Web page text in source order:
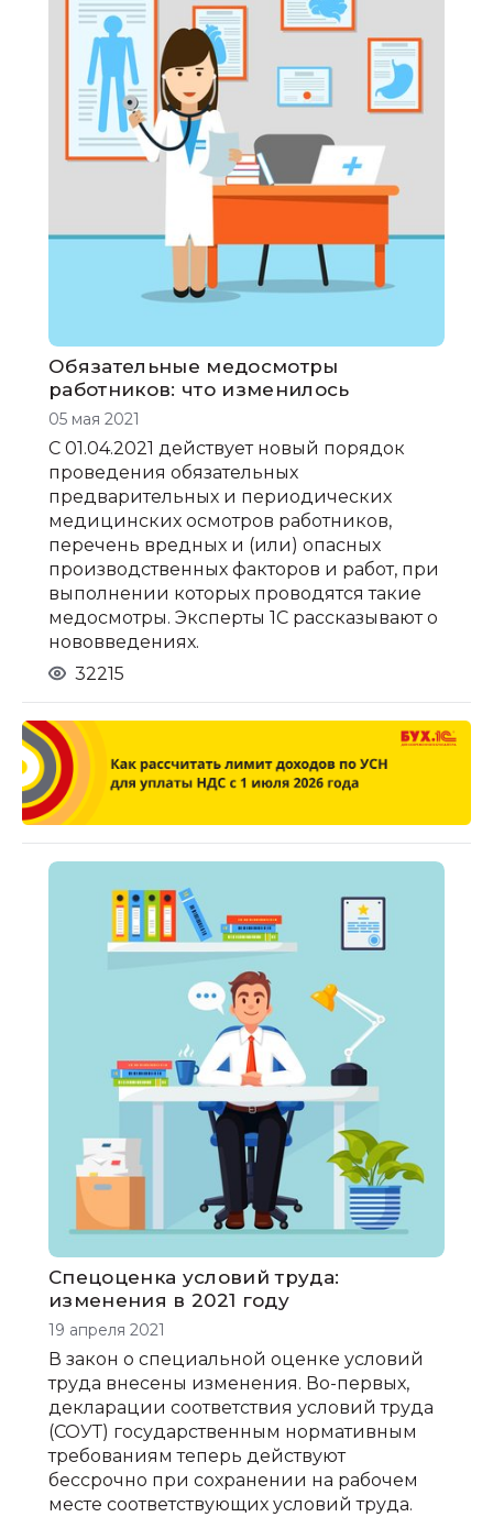
Обязательные медосмотры
работников: что изменилось
05 мая 2021
С 01.04.2021 действует новый порядок
проведения обязательных
предварительных и периодических
медицинских осмотров работников,
перечень вредных и (или) опасных
производственных факторов и работ, при
выполнении которых проводятся такие
медосмотры. Эксперты 1С рассказывают о
нововведениях.
32215
Спецоценка условий труда:
изменения в 2021 году
19 апреля 2021
В закон о специальной оценке условий
труда внесены изменения. Во-первых,
декларации соответствия условий труда
(СОУТ) государственным нормативным
требованиям теперь действуют
бессрочно при сохранении на рабочем
месте соответствующих условий труда.